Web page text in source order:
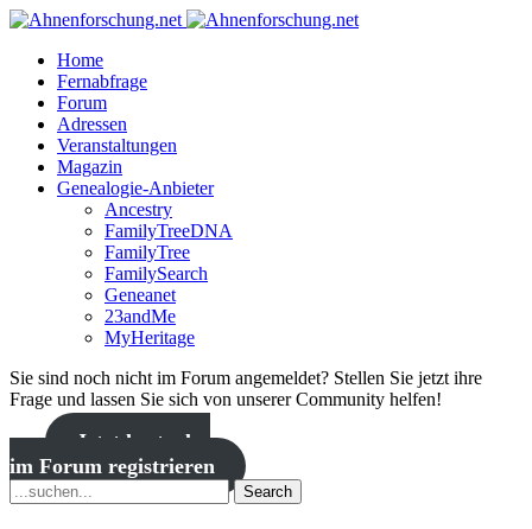
Home
Fernabfrage
Forum
Adressen
Veranstaltungen
Magazin
Genealogie-Anbieter
Ancestry
FamilyTreeDNA
FamilyTree
FamilySearch
Geneanet
23andMe
MyHeritage
Sie sind noch nicht im Forum angemeldet? Stellen Sie jetzt ihre
Frage und lassen Sie sich von unserer Community helfen!
Jetzt kostenlos
im Forum registrieren
Search